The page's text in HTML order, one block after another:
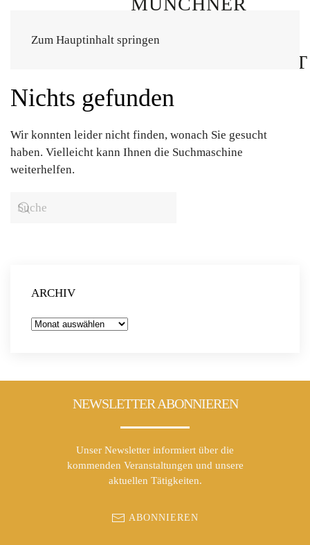
Zum Hauptinhalt springen
Nichts gefunden
Wir konnten leider nicht finden, wonach Sie gesucht
haben. Vielleicht kann Ihnen die Suchmaschine
weiterhelfen.
ARCHIV
Archiv
NEWSLETTER ABONNIEREN
Unser Newsletter informiert über die
kommenden Veranstaltungen und unsere
aktuellen Tätigkeiten.
ABONNIEREN